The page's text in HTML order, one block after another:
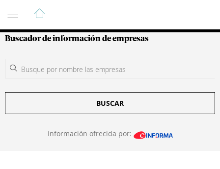
Guía de Empresas Colombianas
Buscador de información de empresas
BUSCAR
Información ofrecida por: